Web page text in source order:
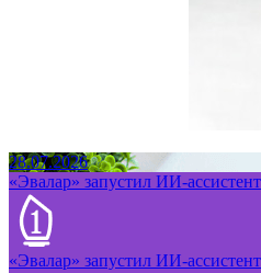
28.07.2026
«Эвалар» запустил ИИ-
«Эвалар» запустил ИИ-